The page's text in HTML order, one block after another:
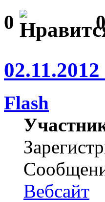
0
Flash
Вебсайт